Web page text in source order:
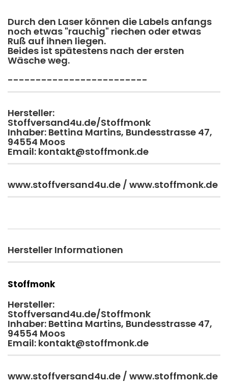
Durch den Laser können die Labels anfangs
noch etwas "rauchig" riechen oder etwas
Ruß auf ihnen liegen.
​Beides ist spätestens nach der ersten
Wäsche weg.
-------------------------
Hersteller:
Stoffversand4u.de/Stoffmonk
Inhaber: Bettina Martins, Bundesstrasse 47,
94554 Moos
Email: kontakt@stoffmonk.de
www.stoffversand4u.de / www.stoffmonk.de
Hersteller Informationen
Stoffmonk
Hersteller:
Stoffversand4u.de/Stoffmonk
Inhaber: Bettina Martins, Bundesstrasse 47,
94554 Moos
Email: kontakt@stoffmonk.de
www.stoffversand4u.de / www.stoffmonk.de